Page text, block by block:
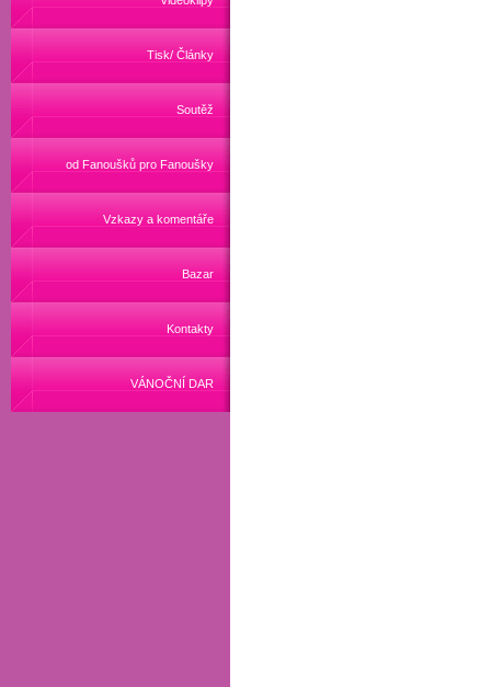
Tisk/ Články
Soutěž
od Fanoušků pro Fanoušky
Vzkazy a komentáře
Bazar
Kontakty
VÁNOČNÍ DAR